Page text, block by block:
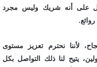
على أنه شريك وليس مجرد
لأننا نحترم تعزيز مستوى
يتيح لنا ذلك التواصل بكل